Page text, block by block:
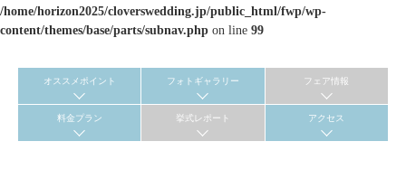
/home/horizon2025/cloverswedding.jp/public_html/fwp/wp-
content/themes/base/parts/subnav.php on line 99
オススメポイント フォトギャラリー フェア情報
料金プラン 挙式レポート アクセス